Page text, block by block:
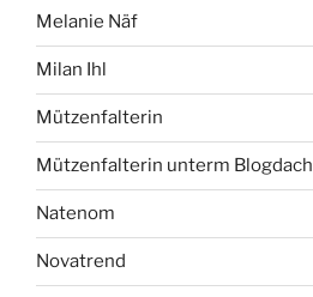
Melanie Näf
Milan Ihl
Mützenfalterin
Mützenfalterin unterm Blogdach
Natenom
Novatrend